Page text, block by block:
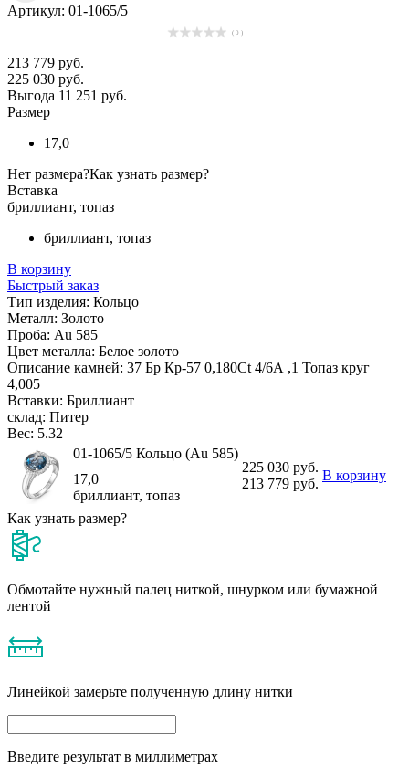
Артикул: 01-1065/5
( 0 )
213 779 руб.
225 030 руб.
Выгода 11 251 руб.
Размер
17,0
Нет размера?Как узнать размер?
Вставка
бриллиант, топаз
бриллиант, топаз
В корзину
Быстрый заказ
Тип изделия: Кольцо
Металл: Золото
Проба: Au 585
Цвет металла: Белое золото
Описание камней: 37 Бр Кр-57 0,180Ct 4/6А ,1 Топаз круг
4,005
Вставки: Бриллиант
склад: Питер
Вес: 5.32
01-1065/5 Кольцо (Au 585)
225 030 руб.
213 779 руб.
В корзину
17,0
бриллиант, топаз
Как узнать размер?
Обмотайте нужный палец ниткой, шнурком или бумажной
лентой
Линейкой замерьте полученную длину нитки
Введите результат в миллиметрах